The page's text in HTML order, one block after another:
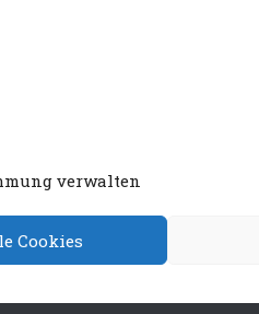
verwalten
Cookies
Cookie-Richtlinie